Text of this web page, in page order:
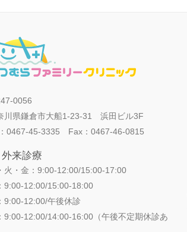
0056
川県鎌倉市大船1-23-31 浜田ビル3F
0467-45-3335 Fax：0467-46-0815
外来診療
火・金：9:00-12:00/15:00-17:00
9:00-12:00/15:00-18:00
9:00-12:00/午後休診
9:00-12:00/14:00-16:00（午後不定期休診あ